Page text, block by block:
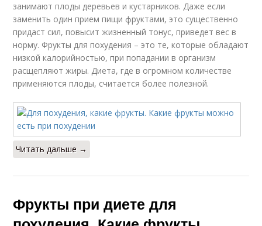
занимают плоды деревьев и кустарников. Даже если
заменить один прием пищи фруктами, это существенно
придаст сил, повысит жизненный тонус, приведет вес в
норму. Фрукты для похудения – это те, которые обладают
низкой калорийностью, при попадании в организм
расщепляют жиры. Диета, где в огромном количестве
применяются плоды, считается более полезной.
Читать дальше →
Фрукты при диете для